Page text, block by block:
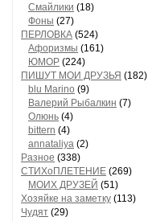
Смaйлики (18)
Фоны (27)
ПЕРЛОВКА (524)
Aфоризмы (161)
ЮМОР (224)
ПИШУТ МОИ ДРУЗЬЯ (182)
blu Marino (9)
Валерий Рыбалкин (7)
Олюнь (4)
bittern (4)
annataliya (2)
Разное (338)
СТИХоПЛЕТЕНИЕ (269)
МОИХ ДРУЗЕЙ (51)
Хозяйке на заметку (113)
Чудят (29)